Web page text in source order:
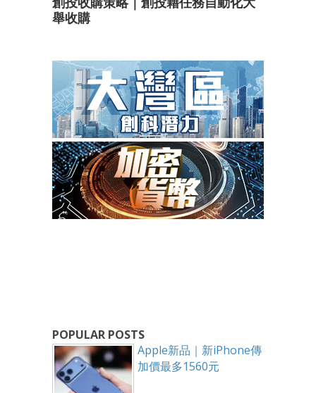
舉收購
POPULAR POSTS
Apple新品｜新iPhone傳
加價最多1560元